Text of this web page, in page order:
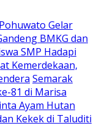
Gelar
BMKG dan
SMP Hadapi
Kemerdekaan,
Semarak
81 di Marisa
Ayam Hutan
Kekek di Taluditi